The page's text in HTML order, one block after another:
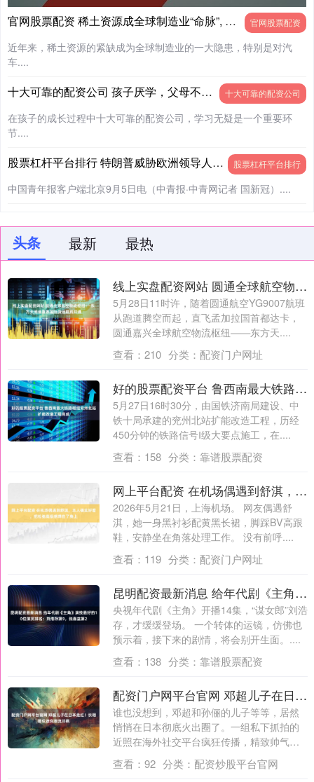
官网股票配资
官网股票配资 稀土资源成全球制造业“命脉”, 谁将主导未来产业格局?
近年来，稀土资源的紧缺成为全球制造业的一大隐患，特别是对汽
车....
十大可靠的配资公司
十大可靠的配资公司 孩子厌学，父母不用说教，只需做好3件事
在孩子的成长过程中十大可靠的配资公司，学习无疑是一个重要环
节....
股票杠杆平台排行
股票杠杆平台排行 特朗普威胁欧洲领导人对华施加压力，中方回应
中国青年报客户端北京9月5日电（中青报·中青网记者 国新冠）....
头条 最新 最热
线上实盘配资网站 圆通全球航空物流枢纽——东方天地港首条国际货运航线开通
5月28日11时许，随着圆通航空YG9007航班
从跑道腾空而起，直飞孟加拉国首都达卡，
圆通嘉兴全球航空物流枢纽——东方天....
查看： 210 分类： 配资门户网址
好的股票配资平台 鲁西南最大铁路枢纽兖州北站扩能改造工程完成
5月27日16时30分，由国铁济南局建设、中
铁十局承建的兖州北站扩能改造工程，历经
450分钟的铁路信号Ⅰ级大要点施工，在....
查看： 158 分类： 靠谱股票配资
网上平台配资 在机场偶遇到舒淇，本人确实好看，把松弛高级感焊在了身上
2026年5月21日，上海机场。 网友偶遇舒
淇，她一身黑衬衫配黄黑长裙，脚踩BV高跟
鞋，安静坐在角落处理工作。 没有前呼....
查看： 119 分类： 配资门户网址
昆明配资最新消息 给年代剧《主角》演技最好的10位演员排名：刘浩存第9，张嘉益第2
央视年代剧《主角》开播14集，“谋女郎”刘浩
存，才缓缓登场。 一个转体的运镜，仿佛也
预示着，接下来的剧情，将会别开生面。....
查看： 138 分类： 靠谱股票配资
配资门户网平台官网 邓超儿子在日本走红！长相酷似迷你版流川枫
谁也没想到，邓超和孙俪的儿子等等，居然
悄悄在日本彻底火出圈了。一组私下抓拍的
近照在海外社交平台疯狂传播，精致帅气的
五官配....
查看： 92 分类： 配资炒股平台官网